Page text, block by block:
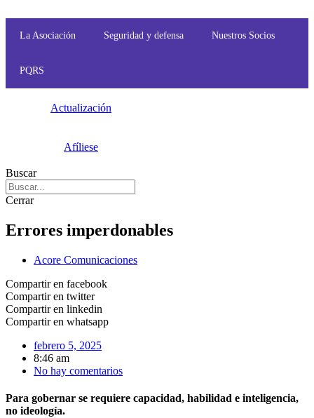
contenido
La Asociación Seguridad y defensa Nuestros Socios
PQRS
Actualización
Afíliese
Buscar
Cerrar
Errores imperdonables
Acore Comunicaciones
Compartir en facebook
Compartir en twitter
Compartir en linkedin
Compartir en whatsapp
febrero 5, 2025
8:46 am
No hay comentarios
Para gobernar se requiere capacidad, habilidad e inteligencia,
no ideología.